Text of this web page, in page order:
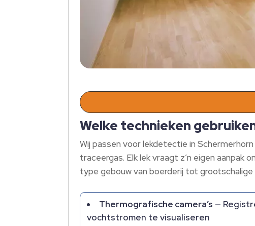
Welke technieken
Wij passen voor lekdetectie in
traceergas. Elk lek vraagt z’n eigen aanpak
type gebouw van boerderij tot
Thermografische camera’s —
vochtstromen te visualiseren